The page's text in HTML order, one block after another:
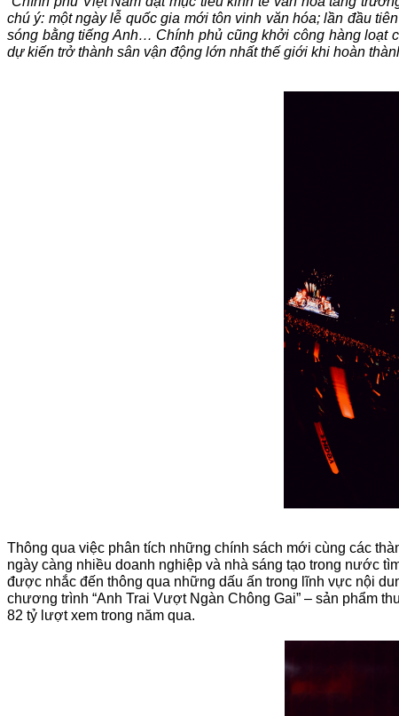
chú ý: một ngày lễ quốc gia mới tôn vinh văn hóa; lần đầu
sóng bằng tiếng Anh… Chính phủ cũng khởi công hàng loạt
dự kiến trở thành sân vận động lớn nhất thế giới khi hoàn
Thông qua việc phân tích những chính sách mới cùng các
ngày càng nhiều doanh nghiệp và nhà sáng tạo trong nước
được nhắc đến thông qua những dấu ấn trong lĩnh vực nội
chương trình “Anh Trai Vượt Ngàn Chông Gai” – sản phẩm
82 tỷ lượt xem trong năm qua.